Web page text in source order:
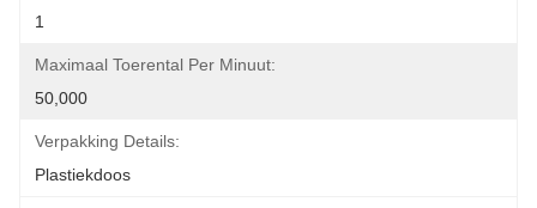
1
Maximaal Toerental Per Minuut:
50,000
Verpakking Details:
Plastiekdoos